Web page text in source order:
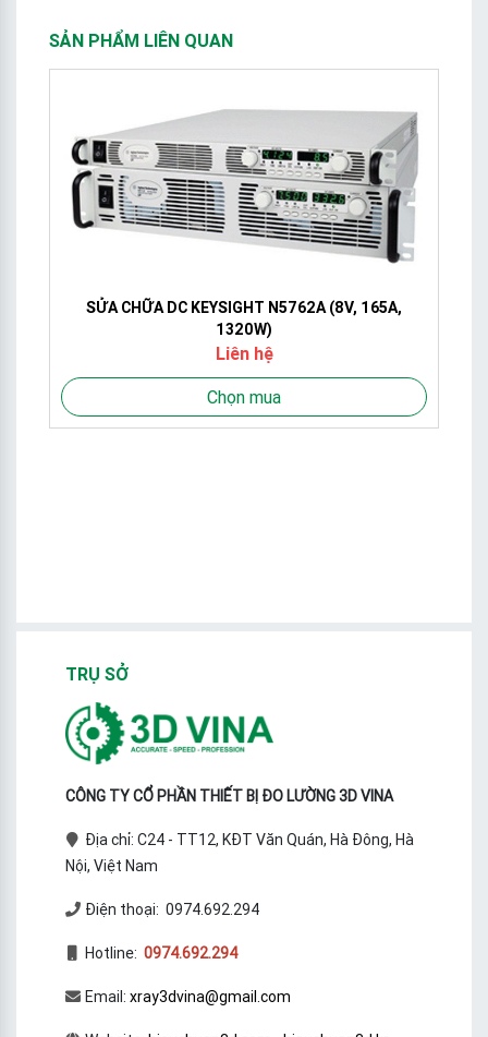
SẢN PHẨM LIÊN QUAN
SỬA CHỮA DC KEYSIGHT N5762A (8V, 165A,
1320W)
Liên hệ
Chọn mua
TRỤ SỞ
CÔNG TY CỔ PHẦN THIẾT BỊ ĐO LƯỜNG 3D VINA
Địa chỉ: C24 - TT12, KĐT Văn Quán, Hà Đông, Hà
Nội, Việt Nam
Điện thoại: 0974.692.294
Hotline: 0974.692.294
Email: xray3dvina@gmail.com